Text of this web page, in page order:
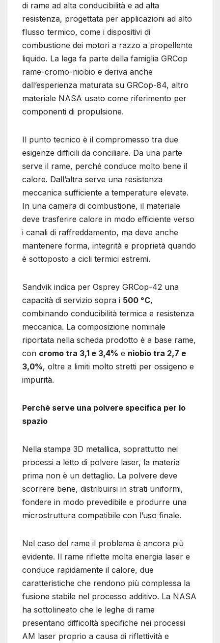
di rame ad alta conducibilità e ad alta
resistenza, progettata per applicazioni ad alto
flusso termico, come i dispositivi di
combustione dei motori a razzo a propellente
liquido. La lega fa parte della famiglia GRCop
rame-cromo-niobio e deriva anche
dall’esperienza maturata su GRCop-84, altro
materiale NASA usato come riferimento per
componenti di propulsione.
Il punto tecnico è il compromesso tra due
esigenze difficili da conciliare. Da una parte
serve il rame, perché conduce molto bene il
calore. Dall’altra serve una resistenza
meccanica sufficiente a temperature elevate.
In una camera di combustione, il materiale
deve trasferire calore in modo efficiente verso
i canali di raffreddamento, ma deve anche
mantenere forma, integrità e proprietà quando
è sottoposto a cicli termici estremi.
Sandvik indica per Osprey GRCop-42 una
capacità di servizio sopra i 500 °C,
combinando conducibilità termica e resistenza
meccanica. La composizione nominale
riportata nella scheda prodotto è a base rame,
con cromo tra 3,1 e 3,4% e niobio tra 2,7 e
3,0%, oltre a limiti molto stretti per ossigeno e
impurità.
Perché serve una polvere specifica per lo
spazio
Nella stampa 3D metallica, soprattutto nei
processi a letto di polvere laser, la materia
prima non è un dettaglio. La polvere deve
scorrere bene, distribuirsi in strati uniformi,
fondere in modo prevedibile e produrre una
microstruttura compatibile con l’uso finale.
Nel caso del rame il problema è ancora più
evidente. Il rame riflette molta energia laser e
conduce rapidamente il calore, due
caratteristiche che rendono più complessa la
fusione stabile nel processo additivo. La NASA
ha sottolineato che le leghe di rame
presentano difficoltà specifiche nei processi
AM laser proprio a causa di riflettività e